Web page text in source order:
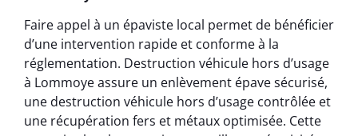
Faire appel à un épaviste local permet de bénéficier
d’une intervention rapide et conforme à la
réglementation. Destruction véhicule hors d’usage
à Lommoye assure un enlèvement épave sécurisé,
une destruction véhicule hors d’usage contrôlée et
une récupération fers et métaux optimisée. Cette